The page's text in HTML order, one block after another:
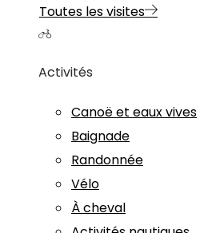
Toutes les visites
Activités
Canoë et eaux vives
Baignade
Randonnée
Vélo
À cheval